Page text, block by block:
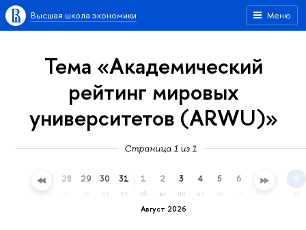
Меню
Высшая школа экономики
Тема «Академический
рейтинг мировых
университетов (ARWU)»
Страница 1 из 1
27 28 29 30
чт
31
пт
Август 2026
1
сб
2
вс
3
пн
4
вт
5 6 7 9
вс